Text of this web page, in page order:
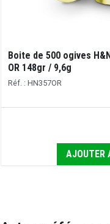
Boite de 500 ogives
OR 148gr / 9,6g
Réf. : HN357OR
AJOUTER